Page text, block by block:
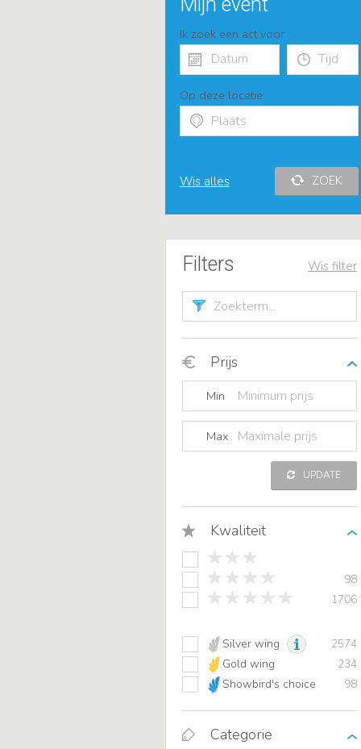
Ik zoek een act voor
Op deze locatie:
Wis alles ZOEK
Wis filter
Filters
Prijs
Min
Max
UPDATE
Kwaliteit
98
1706
Silver wing
2574
Gold wing
234
Showbird's choice
98
Categorie